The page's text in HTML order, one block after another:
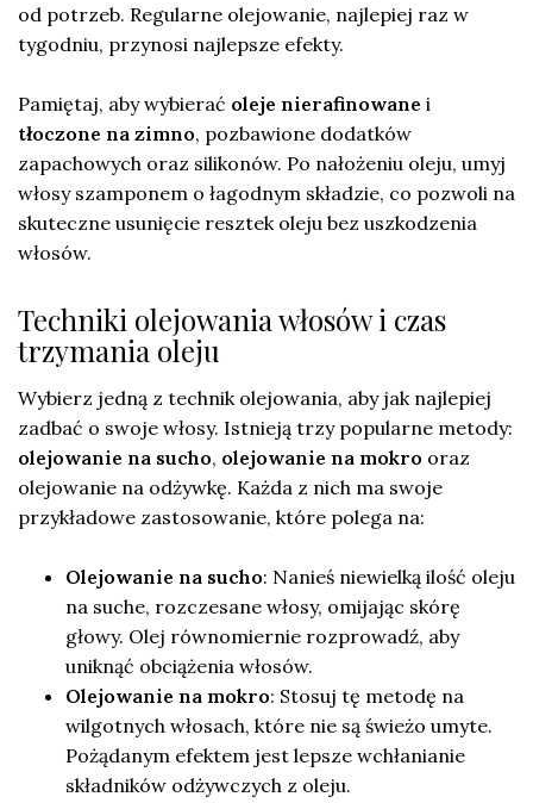
od potrzeb. Regularne olejowanie, najlepiej raz w
tygodniu, przynosi najlepsze efekty.
Pamiętaj, aby wybierać oleje nierafinowane i
tłoczone na zimno, pozbawione dodatków
zapachowych oraz silikonów. Po nałożeniu oleju, umyj
włosy szamponem o łagodnym składzie, co pozwoli na
skuteczne usunięcie resztek oleju bez uszkodzenia
włosów.
Techniki olejowania włosów i czas
trzymania oleju
Wybierz jedną z technik olejowania, aby jak najlepiej
zadbać o swoje włosy. Istnieją trzy popularne metody:
olejowanie na sucho, olejowanie na mokro oraz
olejowanie na odżywkę. Każda z nich ma swoje
przykładowe zastosowanie, które polega na:
Olejowanie na sucho: Nanieś niewielką ilość oleju
na suche, rozczesane włosy, omijając skórę
głowy. Olej równomiernie rozprowadź, aby
uniknąć obciążenia włosów.
Olejowanie na mokro: Stosuj tę metodę na
wilgotnych włosach, które nie są świeżo umyte.
Pożądanym efektem jest lepsze wchłanianie
składników odżywczych z oleju.